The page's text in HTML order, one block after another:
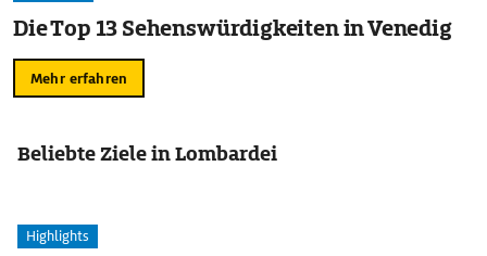
Die Top 13 Sehenswürdigkeiten in Venedig
Mehr erfahren
Beliebte Ziele in Lombardei
Highlights